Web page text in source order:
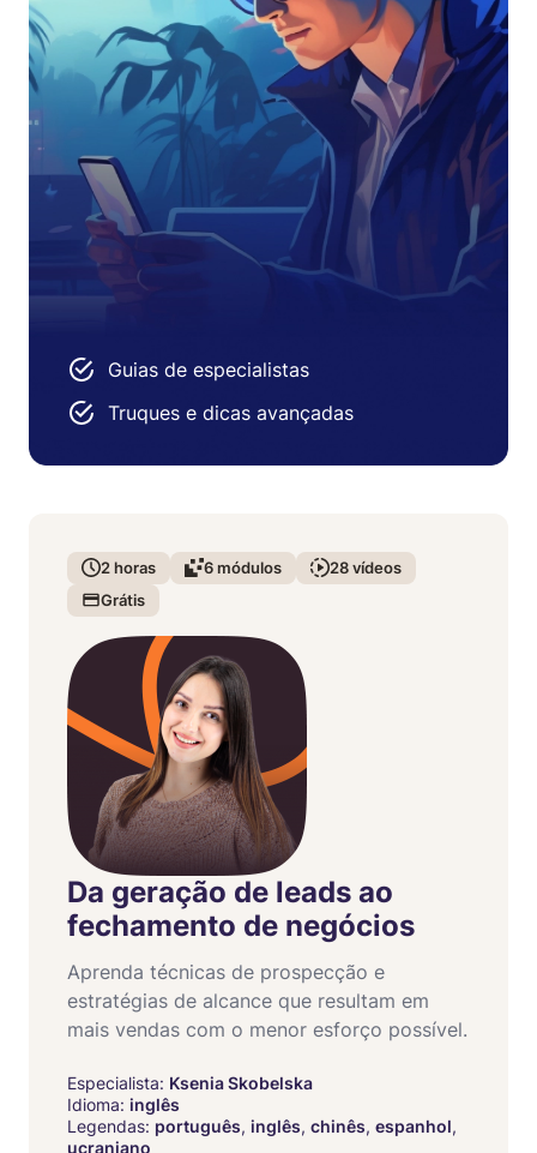
Guias de especialistas
Truques e dicas avançadas
2horas 6módulos 28vídeos
Grátis
Da geração de leads ao
fechamento de negócios
Aprenda técnicas de prospecção e
estratégias de alcance que resultam em
mais vendas com o menor esforço possível.
Especialista: Ksenia Skobelska
Idioma: inglês
Legendas: português, inglês, chinês, espanhol,
ucraniano